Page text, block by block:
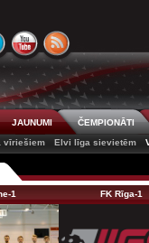
JAUNUMI
ČEMPIONĀTI
vīriešiem
Elvi līga sievietēm
1 FK Rīga-1